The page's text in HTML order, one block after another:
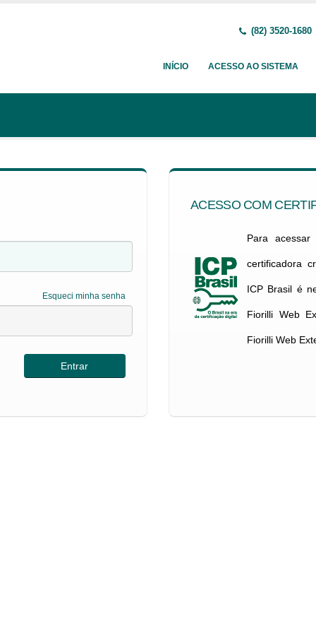
(82) 3520-1680
INÍCIO ACESSO AO SISTEMA
Esqueci minha senha
ACESSO COM
Para
certificadora
ICP Brasil é
Fiorilli Web
Fiorilli Web